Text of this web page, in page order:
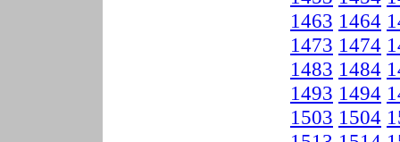
1463 1464
1473 1474
1483 1484
1493 1494
1503 1504